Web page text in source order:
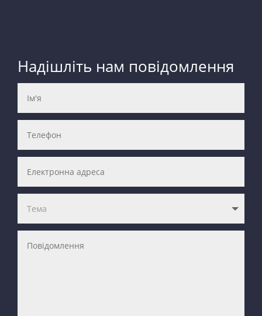
Надішліть нам повідомлення